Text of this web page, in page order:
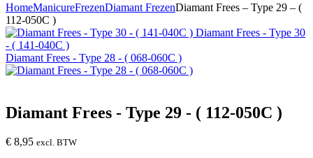
HomeManicureFrezenDiamant FrezenDiamant Frees – Type 29 – (
112-050C )
Diamant Frees - Type 30
- ( 141-040C )
Diamant Frees - Type 28 - ( 068-060C )
Diamant Frees - Type 29 - ( 112-050C )
€ 8,95 excl. BTW